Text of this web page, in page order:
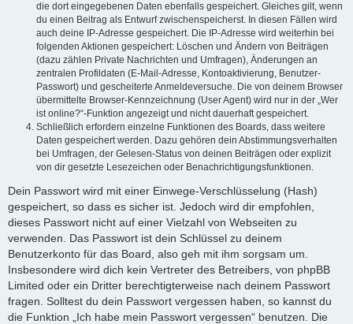
die dort eingegebenen Daten ebenfalls gespeichert. Gleiches gilt, wenn
du einen Beitrag als Entwurf zwischenspeicherst. In diesen Fällen wird
auch deine IP-Adresse gespeichert. Die IP-Adresse wird weiterhin bei
folgenden Aktionen gespeichert: Löschen und Ändern von Beiträgen
(dazu zählen Private Nachrichten und Umfragen), Änderungen an
zentralen Profildaten (E-Mail-Adresse, Kontoaktivierung, Benutzer-
Passwort) und gescheiterte Anmeldeversuche. Die von deinem Browser
übermittelte Browser-Kennzeichnung (User Agent) wird nur in der „Wer
ist online?“-Funktion angezeigt und nicht dauerhaft gespeichert.
Schließlich erfordern einzelne Funktionen des Boards, dass weitere
Daten gespeichert werden. Dazu gehören dein Abstimmungsverhalten
bei Umfragen, der Gelesen-Status von deinen Beiträgen oder explizit
von dir gesetzte Lesezeichen oder Benachrichtigungsfunktionen.
Dein Passwort wird mit einer Einwege-Verschlüsselung (Hash)
gespeichert, so dass es sicher ist. Jedoch wird dir empfohlen,
dieses Passwort nicht auf einer Vielzahl von Webseiten zu
verwenden. Das Passwort ist dein Schlüssel zu deinem
Benutzerkonto für das Board, also geh mit ihm sorgsam um.
Insbesondere wird dich kein Vertreter des Betreibers, von phpBB
Limited oder ein Dritter berechtigterweise nach deinem Passwort
fragen. Solltest du dein Passwort vergessen haben, so kannst du
die Funktion „Ich habe mein Passwort vergessen“ benutzen. Die